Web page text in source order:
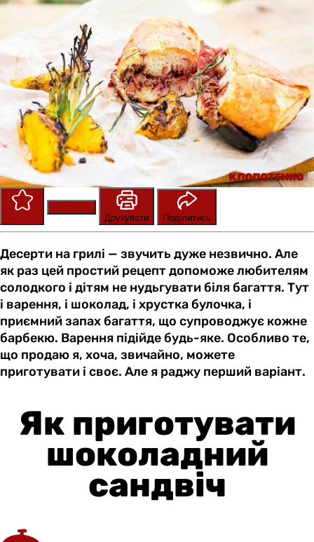
Друкувати
Поділитись
Десерти на грилі — звучить дуже незвично. Але
як раз цей простий рецепт допоможе любителям
солодкого і дітям не нудьгувати біля багаття. Тут
і варення, і шоколад, і хрустка булочка, і
приємний запах багаття, що супроводжує кожне
барбекю. Варення підійде будь-яке. Особливо те,
що продаю я, хоча, звичайно, можете
приготувати і своє. Але я раджу перший варіант.
Як приготувати
шоколадний
сандвіч